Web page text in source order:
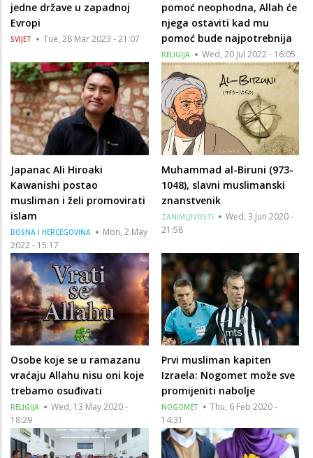
jedne države u zapadnoj
Evropi
SVIJET Tue, 28 Mar 2023 - 21:07
pomoć neophodna, Allah će
njega ostaviti kad mu
pomoć bude najpotrebnija
RELIGIJA Wed, 20 Jul 2022 - 16:05
Japanac Ali Hiroaki
Kawanishi postao
musliman i želi promovirati
islam
BOSNA I HERCEGOVINA
Mon, 2 May
2022 - 15:17
Muhammad al-Biruni (973-
1048), slavni muslimanski
znanstvenik
ZANIMLJIVOSTI
Wed, 3 Jun 2020 -
21:58
Osobe koje se u ramazanu
vraćaju Allahu nisu oni koje
trebamo osuđivati
RELIGIJA
Wed, 13 May 2020 -
18:29
Prvi musliman kapiten
Izraela: Nogomet može sve
promijeniti nabolje
NOGOMET
Thu, 6 Feb 2020 -
14:31